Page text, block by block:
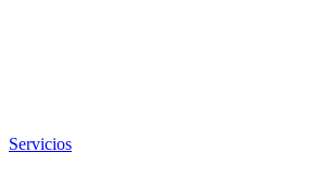
Servicios